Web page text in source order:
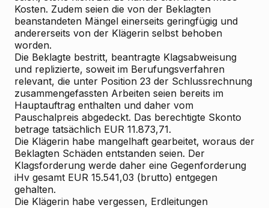
Kosten. Zudem seien die von der Beklagten
beanstandeten Mängel einerseits geringfügig und
andererseits von der Klägerin selbst behoben
worden.
Die Beklagte bestritt, beantragte Klagsabweisung
und replizierte, soweit im Berufungsverfahren
relevant, die unter Position 23 der Schlussrechnung
zusammengefassten Arbeiten seien bereits im
Hauptauftrag enthalten und daher vom
Pauschalpreis abgedeckt. Das berechtigte Skonto
betrage tatsächlich EUR 11.873,71.
Die Klägerin habe mangelhaft gearbeitet, woraus der
Beklagten Schäden entstanden seien. Der
Klagsforderung werde daher eine Gegenforderung
iHv gesamt EUR 15.541,03 (brutto) entgegen
gehalten.
Die Klägerin habe vergessen, Erdleitungen